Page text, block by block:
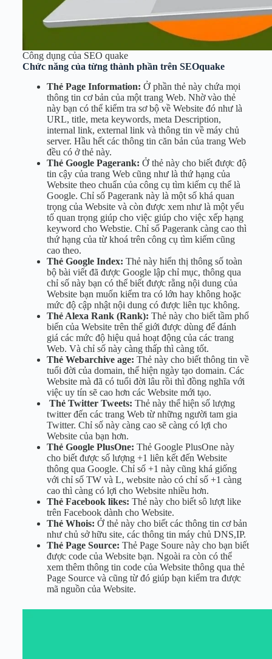
Công dụng của SEO quake
Chức năng của từng thành phần trên SEOquake
Thẻ Page Information: Ở phần thẻ này chứa mọi
thông tin cơ bản của một trang Web. Nhờ vào thẻ
này bạn có thể kiểm tra sơ bộ về Website đó như là
URL, title, meta keywords, meta Description,
internal link, external link và thông tin về máy chủ
server. Hầu hết các thông tin căn bản của trang Web
đều có ở thẻ này.
Thẻ Google Pagerank: Ở thẻ này cho biết được độ
tin cậy của trang Web cũng như là thứ hạng của
Website theo chuẩn của công cụ tìm kiếm cụ thể là
Google. Chỉ số Pagerank này là một số khá quan
trọng của Website và còn được xem như là một yếu
tố quan trọng giúp cho việc giúp cho việc xếp hạng
keyword cho Webstie. Chỉ số Pagerank càng cao thì
thứ hạng của từ khoá trên công cụ tìm kiếm cũng
cao theo.
Thẻ Google Index: Thẻ này hiển thị thông số toàn
bộ bài viết đã được Google lập chỉ mục, thông qua
chỉ số này bạn có thể biết được rằng nội dung của
Website bạn muốn kiểm tra có lớn hay không hoặc
mức độ cập nhật nội dung có được liên tục không.
Thẻ Alexa Rank (Rank): Thẻ này cho biết tầm phổ
biến của Website trên thế giới được dùng để đánh
giá các mức độ hiệu quả hoạt động của các trang
Web. Và chỉ số này càng thấp thì càng tốt.
Thẻ Webarchive age: Thẻ này cho biết thông tin về
tuổi đời của domain, thể hiện ngày tạo domain. Các
Website mà đã có tuổi đời lâu rồi thì đồng nghĩa với
việc uy tín sẽ cao hơn các Website mới tạo.
Thẻ Twitter Tweets: Thẻ này thể hiện số lượng
twitter đến các trang Web từ những người tam gia
Twitter. Chỉ số này càng cao sẽ càng có lợi cho
Website của bạn hơn.
Thẻ Google PlusOne: Thẻ Google PlusOne này
cho biết được số lượng +1 liên kết đến Website
thông qua Google. Chỉ số +1 này cũng khá giống
với chỉ số TW và L, website nào có chỉ số +1 càng
cao thì càng có lợi cho Website nhiều hơn.
Thẻ Facebook likes: Thẻ này cho biết sô lượt like
trên Facebook dành cho Website.
Thẻ Whois: Ở thẻ này cho biết các thông tin cơ bản
như chủ sở hữu site, các thông tin máy chủ DNS,IP.
Thẻ Page Source: Thẻ Page Soure này cho bạn biết
được code của Website bạn. Ngoài ra còn có thể
xem thêm thông tin code của Website thông qua thẻ
Page Source và cũng từ đó giúp bạn kiểm tra được
mã nguồn của Website.